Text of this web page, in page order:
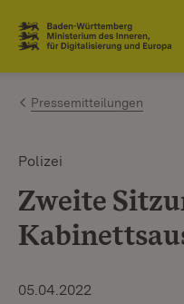
Zum Inhalt springen
Link zur Startseite
Pressemitteilungen
Polizei
Zweite
05.04.2022